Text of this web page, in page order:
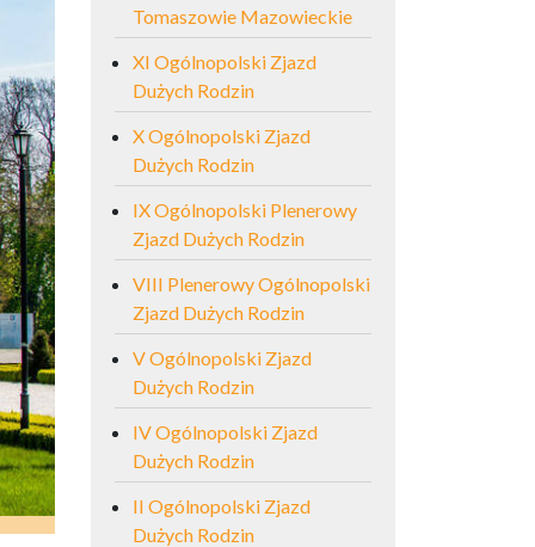
Tomaszowie Mazowieckie
XI Ogólnopolski Zjazd
Dużych Rodzin
X Ogólnopolski Zjazd
Dużych Rodzin
IX Ogólnopolski Plenerowy
Zjazd Dużych Rodzin
VIII Plenerowy Ogólnopolski
Zjazd Dużych Rodzin
V Ogólnopolski Zjazd
Dużych Rodzin
IV Ogólnopolski Zjazd
Dużych Rodzin
II Ogólnopolski Zjazd
Dużych Rodzin